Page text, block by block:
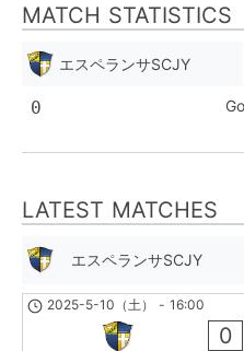
MATCH STATISTICS
エスペランサSCJY
0
LATEST MATCHES
エスペランサSCJY
2025-5-10（土） - 16:00
0